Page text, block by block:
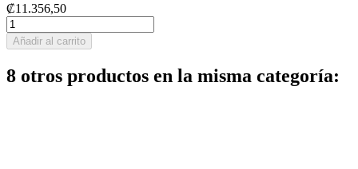
₡11.356,50
Añadir al carrito
8 otros productos en la misma categoría: